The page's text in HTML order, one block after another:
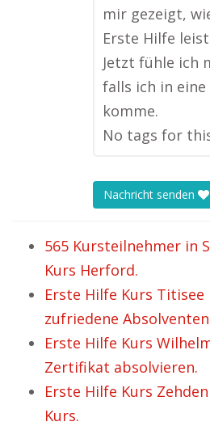
mir gezeigt,
Erste Hilfe
Jetzt fühle ich
falls ich in
komme.
No tags for
Nachricht senden
565 Kursteilnehmer in
Kurs Herford.
Erste Hilfe Kurs Titisee
zufriedene
Erste Hilfe Kurs
Zertifikat absolvieren.
Erste Hilfe Kurs
Kurs.